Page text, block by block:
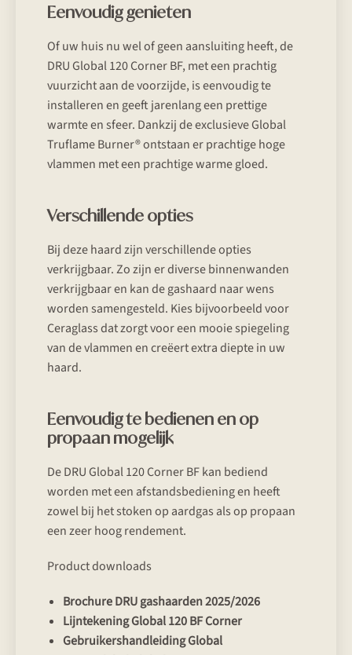
Eenvoudig genieten
Of uw huis nu wel of geen aansluiting heeft, de
DRU Global 120 Corner BF, met een prachtig
vuurzicht aan de voorzijde, is eenvoudig te
installeren en geeft jarenlang een prettige
warmte en sfeer. Dankzij de exclusieve Global
Truflame Burner® ontstaan er prachtige hoge
vlammen met een prachtige warme gloed.
Verschillende opties
Bij deze haard zijn verschillende opties
verkrijgbaar. Zo zijn er diverse binnenwanden
verkrijgbaar en kan de gashaard naar wens
worden samengesteld. Kies bijvoorbeeld voor
Ceraglass dat zorgt voor een mooie spiegeling
van de vlammen en creëert extra diepte in uw
haard.
Eenvoudig te bedienen en op
propaan mogelijk
De DRU Global 120 Corner BF kan bediend
worden met een afstandsbediening en heeft
zowel bij het stoken op aardgas als op propaan
een zeer hoog rendement.
Product downloads
Brochure DRU gashaarden 2025/2026
Lijntekening Global 120 BF Corner
Gebruikershandleiding Global